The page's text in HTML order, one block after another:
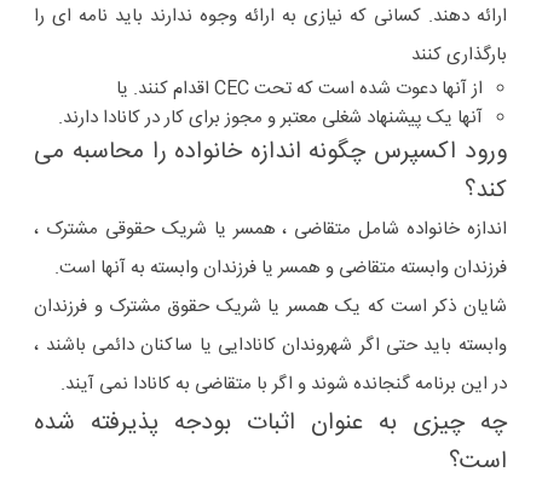
ارائه دهند. کسانی که نیازی به ارائه وجوه ندارند باید نامه ای را
بارگذاری کنند
از آنها دعوت شده است که تحت CEC اقدام کنند. یا
آنها یک پیشنهاد شغلی معتبر و مجوز برای کار در کانادا دارند.
ورود اکسپرس چگونه اندازه خانواده را محاسبه می
کند؟
اندازه خانواده شامل متقاضی ، همسر یا شریک حقوقی مشترک ،
فرزندان وابسته متقاضی و همسر یا فرزندان وابسته به آنها است.
شایان ذکر است که یک همسر یا شریک حقوق مشترک و فرزندان
وابسته باید حتی اگر شهروندان کانادایی یا ساکنان دائمی باشند ،
در این برنامه گنجانده شوند و اگر با متقاضی به کانادا نمی آیند.
چه چیزی به عنوان اثبات بودجه پذیرفته شده
است؟